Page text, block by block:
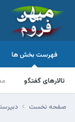
فهرست بخش ها
تالارهای گفتگو
صفحه نخست